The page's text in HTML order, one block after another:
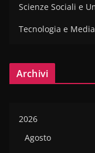
Scienze Sociali e
Tecnologia e Media
Archivi
2026
Agosto